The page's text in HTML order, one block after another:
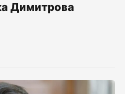
Димитрова